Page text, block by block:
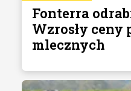
Fonterra
Wzrosły ceny
mlecznych